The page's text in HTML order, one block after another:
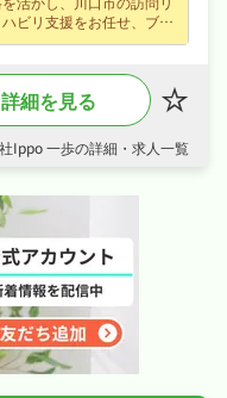
ビリ支援をお任せ、ブラ
ので安心してスタートで
など好待遇で、月給26万
あなたの経験を正当に評価
イベートも大切にしながら
制度ありなど福利厚生も
安心して飛び込める職場
詳細を見る
Ippo 一歩の詳細・求人一覧